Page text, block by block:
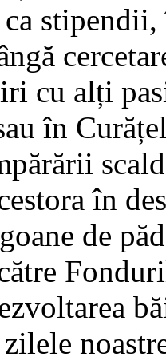
cu alți
în
în
de